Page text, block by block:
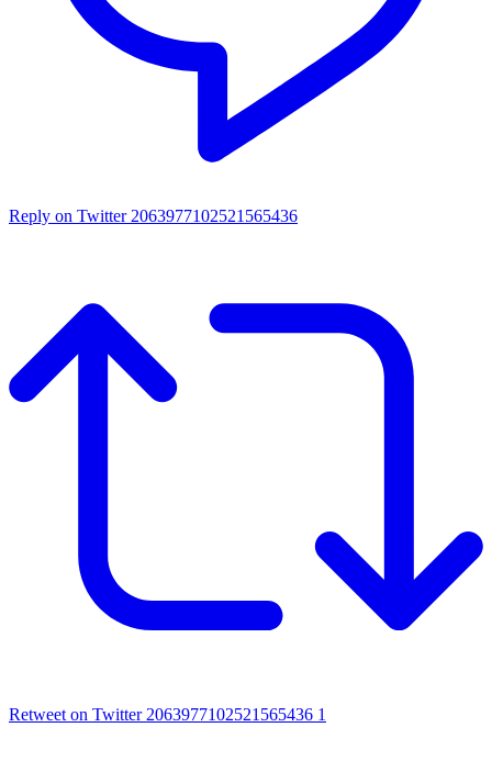
Reply on Twitter 2063977102521565436
Retweet on Twitter 2063977102521565436 1